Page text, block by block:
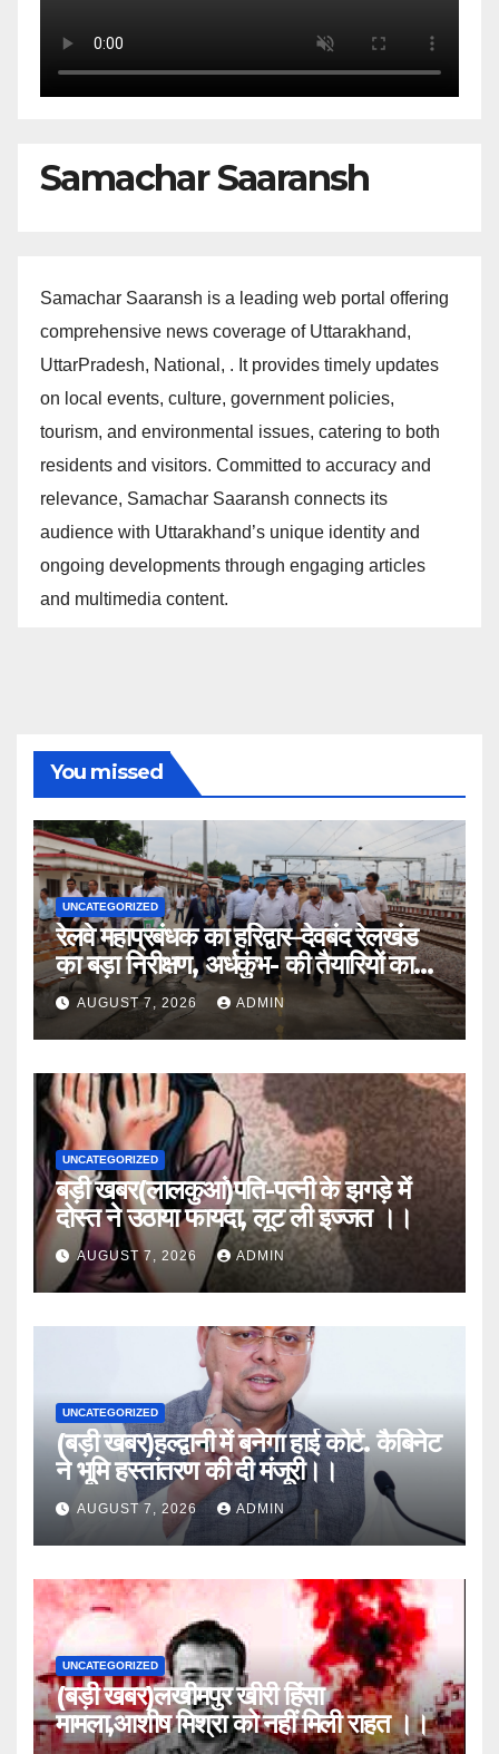
Samachar Saaransh
Samachar Saaransh is a leading web portal offering
comprehensive news coverage of Uttarakhand,
UttarPradesh, National, . It provides timely updates
on local events, culture, government policies,
tourism, and environmental issues, catering to both
residents and visitors. Committed to accuracy and
relevance, Samachar Saaransh connects its
audience with Uttarakhand’s unique identity and
ongoing developments through engaging articles
and multimedia content.
You missed
UNCATEGORIZED
रेलवे महाप्रबंधक का हरिद्वार–देवबंद रेलखंड
का बड़ा निरीक्षण, अर्धकुंभ- की तैयारियों का
लिया जायजा
AUGUST 7, 2026 ADMIN
UNCATEGORIZED
बड़ी खबर(लालकुआं)पति-पत्नी के झगड़े में
दोस्त ने उठाया फायदा, लूट ली इज्जत ।।
AUGUST 7, 2026 ADMIN
UNCATEGORIZED
(बड़ी खबर)हल्द्वानी में बनेगा हाई कोर्ट. कैबिनेट
ने भूमि हस्तांतरण की दी मंजूरी।।
AUGUST 7, 2026 ADMIN
UNCATEGORIZED
(बड़ी खबर)लखीमपुर खीरी हिंसा
मामला,आशीष मिश्रा को नहीं मिली राहत ।।